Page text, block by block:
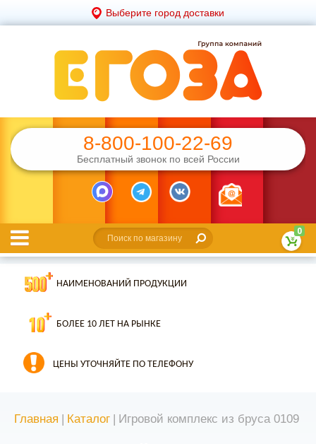
Выберите город доставки
8-800-100-22-69
Бесплатный звонок по всей России
0
НАИМЕНОВАНИЙ ПРОДУКЦИИ
БОЛЕЕ 10 ЛЕТ НА РЫНКЕ
ЦЕНЫ УТОЧНЯЙТЕ ПО ТЕЛЕФОНУ
Главная | Каталог | Игровой комплекс из бруса 0109